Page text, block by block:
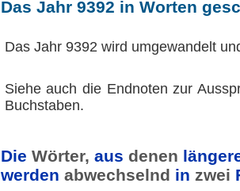
Das Jahr 9392 in Worten
Das Jahr 9392 wird umgewandelt
Siehe auch die Endnoten zur
Buchstaben.
Die Wörter, aus denen
werden abwechselnd in zwei